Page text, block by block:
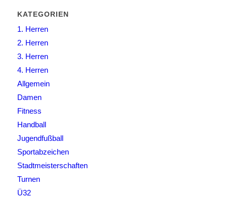
KATEGORIEN
1. Herren
2. Herren
3. Herren
4. Herren
Allgemein
Damen
Fitness
Handball
Jugendfußball
Sportabzeichen
Stadtmeisterschaften
Turnen
Ü32